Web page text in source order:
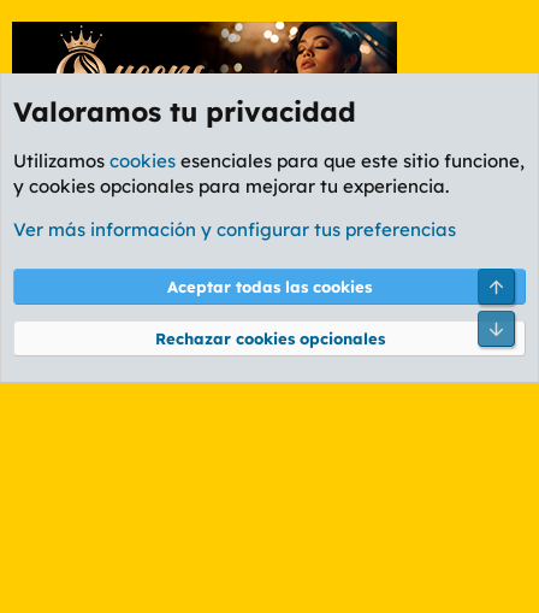
Etiquetas
Cookies
PL OLDSTYLE AMARILLO
Términos y reglas Política de privacidad Ayuda
Community platform by XenForo® © 2010-2026 XenForo Ltd.
Valoramos tu privacidad
Utilizamos cookies esenciales para que este sitio funcione,
y cookies opcionales para mejorar tu experiencia.
Ver más información y configurar tus preferencias
Aceptar todas las cookies
Rechazar cookies opcionales
Pie